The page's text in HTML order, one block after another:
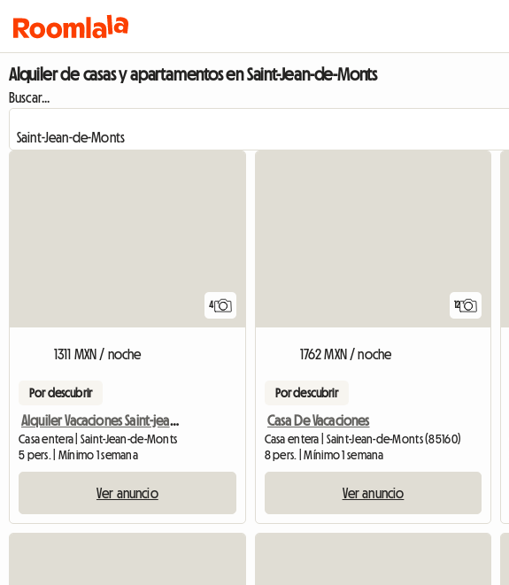
Alquiler de casas y apartamentos en Saint-Jean-de-Monts
Buscar...
4
1311 MXN / noche
Por descubrir
Alquiler Vacaciones Saint-jean-de-monts
Casa entera | Saint-Jean-de-Monts
5 pers. | Mínimo 1 semana
Ver anuncio
12
1762 MXN / noche
Por descubrir
Casa De Vacaciones
Casa entera | Saint-Jean-de-Monts (85160)
8 pers. | Mínimo 1 semana
Ver anuncio